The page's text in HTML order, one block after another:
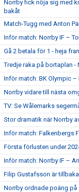
Norrby fick nöja sig med
bakåt
Match-Tugg med Anton
Inför match: Norrby IF –
Gå 2 betala för 1 - heja
Tredje raka på bortaplan
Inför match: BK Olympic –
Norrby vidare till nästa
TV: Se Wålemarks
Stor dramatik när Norrby
Inför match: Falkenbergs
Första förlusten under
Inför match: Norrby IF –
Filip Gustafsson är
Norrby ordnade poäng